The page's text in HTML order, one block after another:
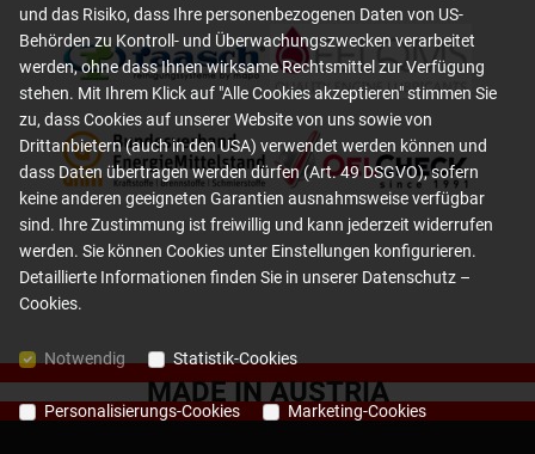
MADE IN AUSTRIA
und das Risiko, dass Ihre personenbezogenen Daten von US-
Behörden zu Kontroll- und Überwachungszwecken verarbeitet
werden, ohne dass Ihnen wirksame Rechtsmittel zur Verfügung
stehen. Mit Ihrem Klick auf "Alle Cookies akzeptieren" stimmen Sie
zu, dass Cookies auf unserer Website von uns sowie von
Drittanbietern (auch in den USA) verwendet werden können und
dass Daten übertragen werden dürfen (Art. 49 DSGVO), sofern
keine anderen geeigneten Garantien ausnahmsweise verfügbar
sind. Ihre Zustimmung ist freiwillig und kann jederzeit widerrufen
werden. Sie können Cookies unter Einstellungen konfigurieren.
Detaillierte Informationen finden Sie in unserer Datenschutz –
Cookies.
Notwendig Statistik-Cookies
Personalisierungs-Cookies Marketing-Cookies